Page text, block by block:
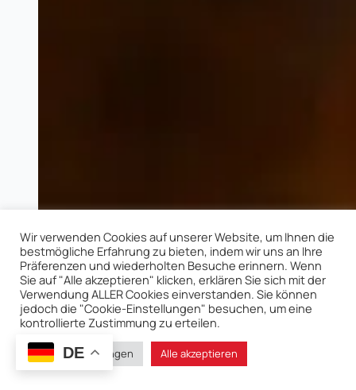
Wir verwenden Cookies auf unserer Website, um Ihnen die
bestmögliche Erfahrung zu bieten, indem wir uns an Ihre
Präferenzen und wiederholten Besuche erinnern. Wenn
Sie auf "Alle akzeptieren" klicken, erklären Sie sich mit der
Verwendung ALLER Cookies einverstanden. Sie können
jedoch die "Cookie-Einstellungen" besuchen, um eine
kontrollierte Zustimmung zu erteilen.
Cookie-Einstellungen Alle akzeptieren
DE